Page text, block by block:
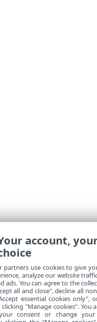
account,
partners use cookies to give
analyze our website
ads. You can agree to the
all and close", decline all
essential cookies only",
"Manage cookies". You
consent or change your